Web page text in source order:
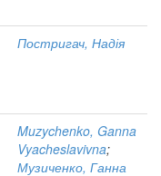
Постригач, Надія
Muzychenko, Ganna
Vyacheslavivna;
Музиченко, Ганна